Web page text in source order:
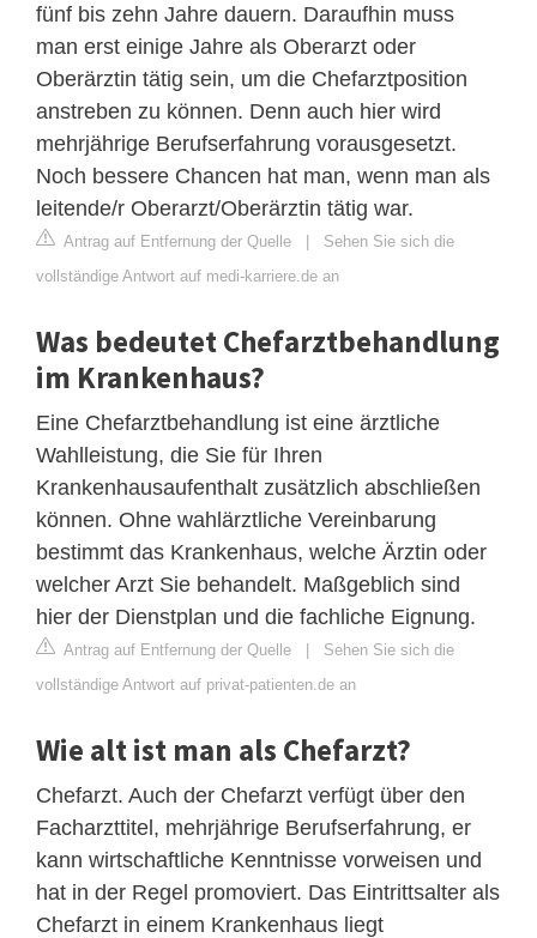
fünf bis zehn Jahre dauern. Daraufhin muss
man erst einige Jahre als Oberarzt oder
Oberärztin tätig sein, um die Chefarztposition
anstreben zu können. Denn auch hier wird
mehrjährige Berufserfahrung vorausgesetzt.
Noch bessere Chancen hat man, wenn man als
leitende/r Oberarzt/Oberärztin tätig war.
Antrag auf Entfernung der Quelle | Sehen Sie sich die
vollständige Antwort auf medi-karriere.de an
Was bedeutet Chefarztbehandlung
im Krankenhaus?
Eine Chefarztbehandlung ist eine ärztliche
Wahlleistung, die Sie für Ihren
Krankenhausaufenthalt zusätzlich abschließen
können. Ohne wahlärztliche Vereinbarung
bestimmt das Krankenhaus, welche Ärztin oder
welcher Arzt Sie behandelt. Maßgeblich sind
hier der Dienstplan und die fachliche Eignung.
Antrag auf Entfernung der Quelle | Sehen Sie sich die
vollständige Antwort auf privat-patienten.de an
Wie alt ist man als Chefarzt?
Chefarzt. Auch der Chefarzt verfügt über den
Facharzttitel, mehrjährige Berufserfahrung, er
kann wirtschaftliche Kenntnisse vorweisen und
hat in der Regel promoviert. Das Eintrittsalter als
Chefarzt in einem Krankenhaus liegt